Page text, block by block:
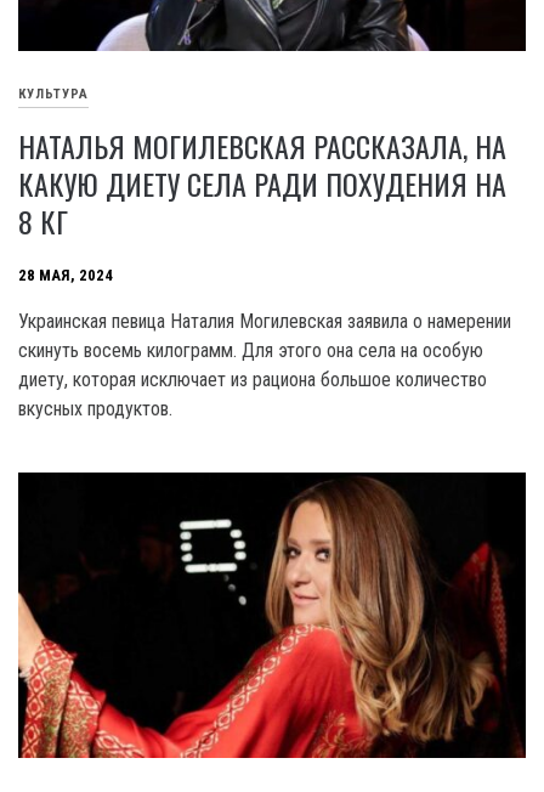
КУЛЬТУРА
НАТАЛЬЯ МОГИЛЕВСКАЯ РАССКАЗАЛА, НА
КАКУЮ ДИЕТУ СЕЛА РАДИ ПОХУДЕНИЯ НА
8 КГ
28 МАЯ, 2024
Украинская певица Наталия Могилевская заявила о намерении
скинуть восемь килограмм. Для этого она села на особую
диету, которая исключает из рациона большое количество
вкусных продуктов.